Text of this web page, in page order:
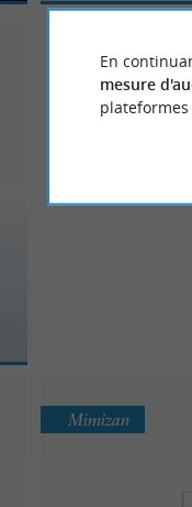
Mimizan
En
mesure
plateformes